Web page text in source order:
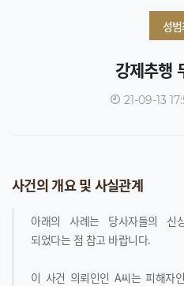
성범
강제추행
21-09-13
사건의 개요 및 사실관계
아래의 사례는 당사자들의 신
되었다는 점 참고 바랍니다.
이 사건 의뢰인인 A씨는 피해자